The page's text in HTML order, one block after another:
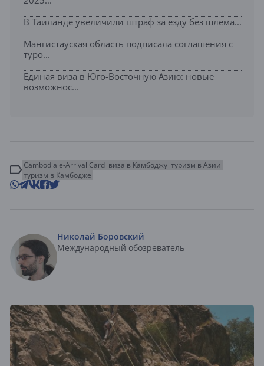
В Таиланде увеличили штраф за езду без шлема...
Мангистауская область подписала соглашения с
туро...
Единая виза в Юго-Восточную Азию: новые
возможнос...
Cambodia e-Arrival Card виза в Камбоджу туризм в Азии
туризм в Камбодже
Николай Боровский
Международный обозреватель